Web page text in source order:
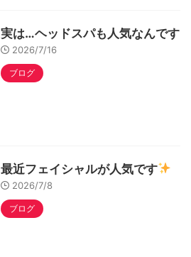
実は…ヘッドスパも人気なんです
2026/7/16
ブログ
最近フェイシャルが人気です
2026/7/8
ブログ